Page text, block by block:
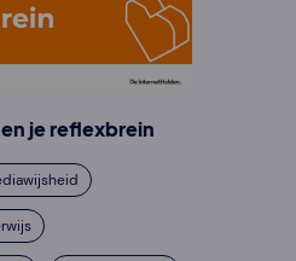
je reflexbrein